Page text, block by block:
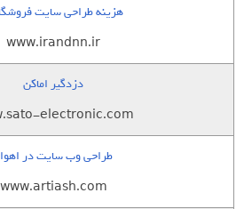
هزینه طراحی سایت
www.irandnn.ir
دزدگیر اماکن
electronic.com
طراحی وب سایت در
www.artiash.com